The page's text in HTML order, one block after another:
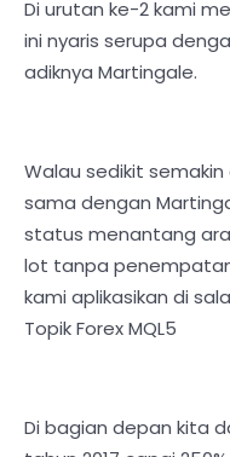
Di urutan ke-2 kami
ini nyaris serupa
adiknya Martingale.
Walau sedikit
sama dengan
status menantang
lot tanpa
kami aplikasikan di
Topik Forex MQL5
Di bagian depan kita